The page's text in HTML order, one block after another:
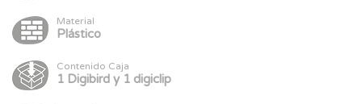
Material
Plástico
Contenido Caja
1 Digibird y 1 digiclip